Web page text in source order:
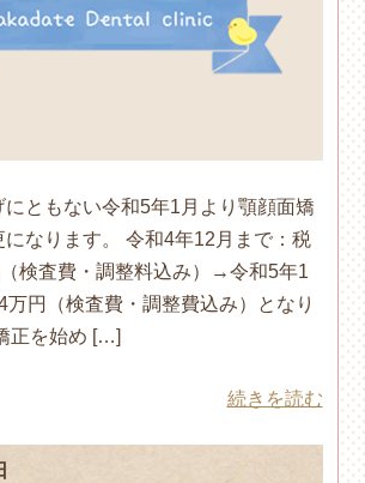
ともない令和5年1月より顎顔面矯
になります。 令和4年12月まで：税
検査費・調整料込み）→令和5年1
万円（検査費・調整費込み）となり
正を始め […]
続きを読む